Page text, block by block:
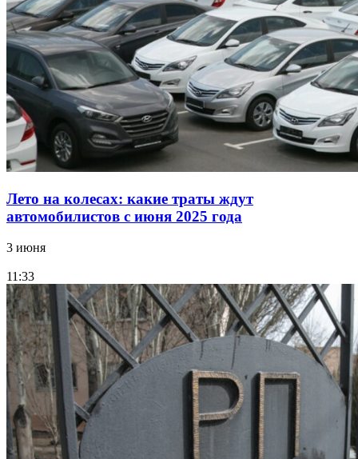
Лето на колесах: какие траты ждут
автомобилистов с июня 2025 года
3 июня
11:33